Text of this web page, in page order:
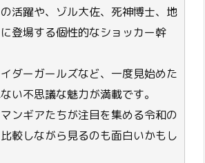
活躍や、ゾル大佐、死神博士、地
登場する個性的なショッカー幹
ダーガールズなど、一度見始めた
い不思議な魅力が満載です。
ンギアたちが注目を集める令和の
比較しながら見るのも面白いかもし